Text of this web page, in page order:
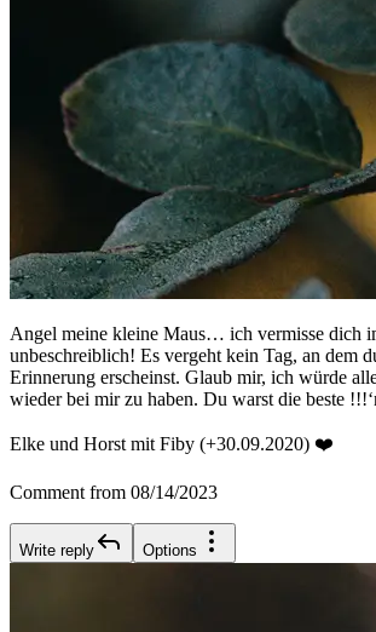
Angel meine kleine Maus… ich vermisse dich
unbeschreiblich! Es vergeht kein Tag, an dem
Erinnerung erscheinst. Glaub mir, ich würde
wieder bei mir zu haben. Du warst die beste
Elke und Horst mit Fiby (+30.09.2020) ❤️
Comment from 08/14/2023
Write reply Options